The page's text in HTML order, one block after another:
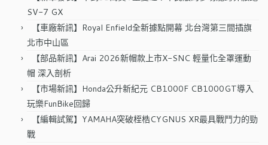
SV-7 GX
【車廠新訊】Royal Enfield全新據點開幕 北台灣第三間插旗
北市中山區
【部品新訊】Arai 2026新帽款上市X-SNC 輕量化全罩運動
帽 深入剖析
【市場新訊】Honda公升新紀元 CB1000F CB1000GT導入
玩樂FunBike回歸
【編輯試駕】YAMAHA突破桎梏CYGNUS XR最具戰鬥力的勁
戰